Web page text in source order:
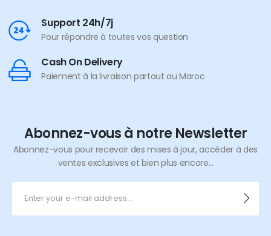
Support 24h/7j
Pour répondre à toutes vos question
Cash On Delivery
Paiement à la livraison partout au Maroc
Abonnez-vous à notre Newsletter
Abonnez-vous pour recevoir des mises à jour, accéder à des
ventes exclusives et bien plus encore...